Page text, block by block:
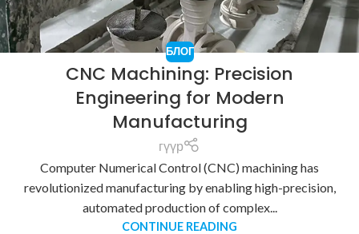
БЛОГ
CNC Machining: Precision
Engineering for Modern
Manufacturing
гүүр
Computer Numerical Control (CNC) machining has
revolutionized manufacturing by enabling high-precision,
automated production of complex...
CONTINUE READING